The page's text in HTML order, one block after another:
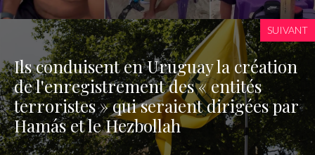
SUIVANT
Ils conduisent en Uruguay la création
de l'enregistrement des « entités
terroristes » qui seraient dirigées par
Hamás et le Hezbollah